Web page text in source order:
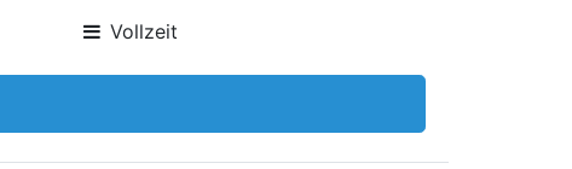
Vollzeit